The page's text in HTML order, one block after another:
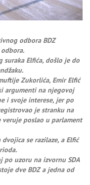
odbora BDZ
suraka Elfića, došlo je do
Zukorlića, Emir Elfić
argumenti na njegovoj
i svoje interese, jer po
je stranku na
poslao u parlament
se razilaze, a Elfić
uzoru na izvornu SDA
dve BDZ a jedna od